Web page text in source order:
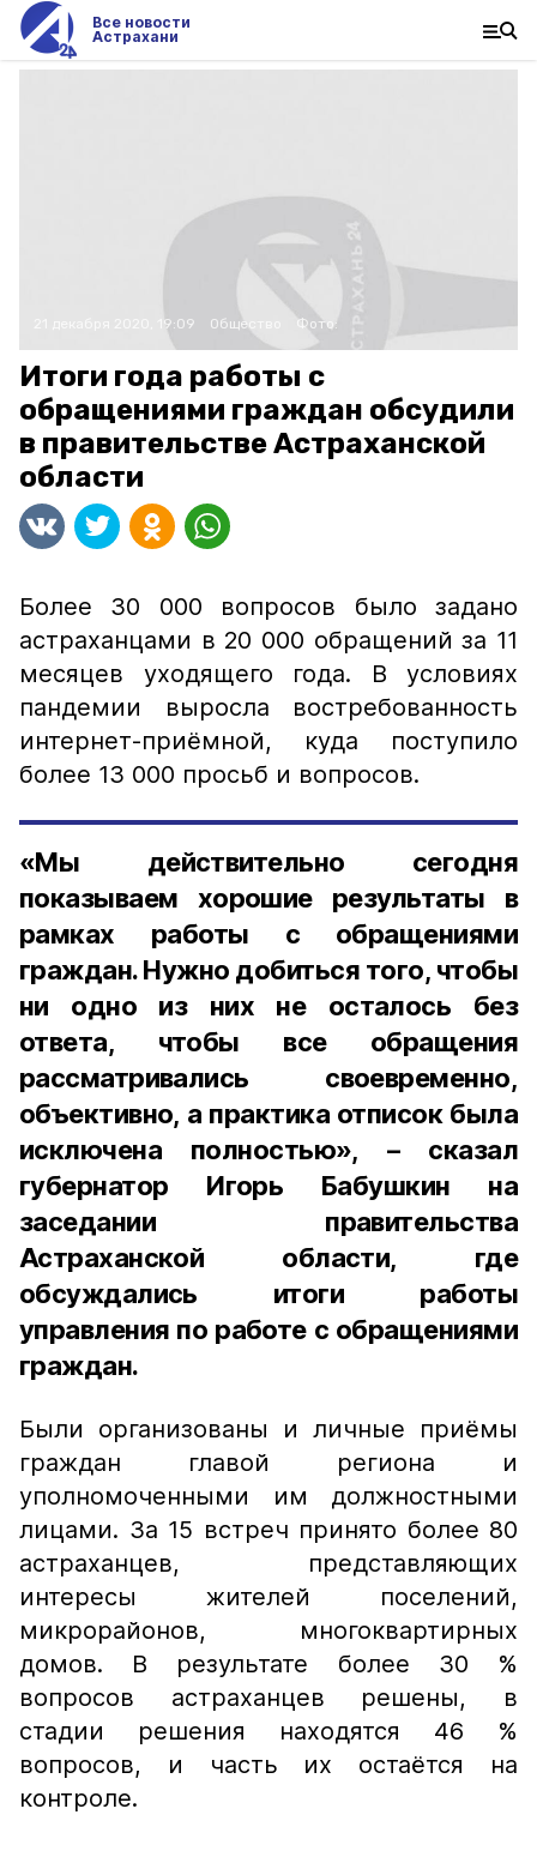
Все новости
Астрахани
21 декабря 2020, 19:09 Общество Фото:
Итоги года работы с
обращениями граждан обсудили
в правительстве Астраханской
области
Более 30 000 вопросов было задано
астраханцами в 20 000 обращений за 11
месяцев уходящего года. В условиях
пандемии выросла востребованность
интернет-приёмной, куда поступило
более 13 000 просьб и вопросов.
«Мы действительно сегодня
показываем хорошие результаты в
рамках работы с обращениями
граждан. Нужно добиться того, чтобы
ни одно из них не осталось без
ответа, чтобы все обращения
рассматривались своевременно,
объективно, а практика отписок была
исключена полностью», – сказал
губернатор Игорь Бабушкин на
заседании правительства
Астраханской области, где
обсуждались итоги работы
управления по работе с обращениями
граждан.
Были организованы и личные приёмы
граждан главой региона и
уполномоченными им должностными
лицами. За 15 встреч принято более 80
астраханцев, представляющих
интересы жителей поселений,
микрорайонов, многоквартирных
домов. В результате более 30 %
вопросов астраханцев решены, в
стадии решения находятся 46 %
вопросов, и часть их остаётся на
контроле.